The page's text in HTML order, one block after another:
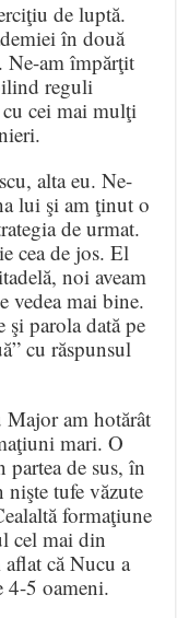
de luptă.
în două
am împărţit
reguli
cu cei mai mulţi
alta eu. Ne-
lui şi am ţinut o
de urmat.
cea de jos. El
noi aveam
vedea mai bine.
şi parola dată pe
cu răspunsul
am hotărât
mari. O
partea de sus, în
nişte tufe văzute
formaţiune
cel mai din
că Nucu a
4-5 oameni.